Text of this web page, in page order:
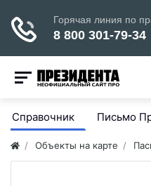
Справочник Письмо
Объекты на карте